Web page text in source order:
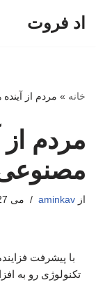
اد فروت
خانه » مردم از
مردم
از aminkav می 27, 2026
با پیشرفت
تکنولوژی رو به